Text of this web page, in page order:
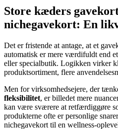
Store kæders
nichegavekort: En
Det er fristende at antage, at et
automatisk er mere værdifuldt end
eller specialbutik. Logikken virker
produktsortiment, flere
Men for virksomhedsejere, der
fleksibilitet, er billedet mere
kan være sværere at retfærdiggøre
produkterne ofte er personlige
nichegavekort til en wellness-